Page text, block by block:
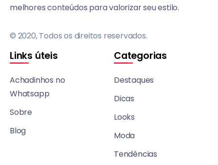
melhores conteúdos para valorizar seu estilo.
© 2020, Todos os direitos reservados.
Links úteis
Achadinhos no
Whatsapp
Sobre
Blog
Categorias
Destaques
Dicas
Looks
Moda
Tendências